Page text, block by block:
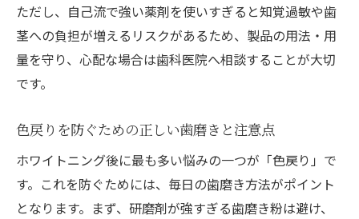
ただし、自己流で強い薬剤を使いすぎると知覚過敏や歯
茎への負担が増えるリスクがあるため、製品の用法・用
量を守り、心配な場合は歯科医院へ相談することが大切
です。
色戻りを防ぐための正しい歯磨きと注意点
ホワイトニング後に最も多い悩みの一つが「色戻り」で
す。これを防ぐためには、毎日の歯磨き方法がポイント
となります。まず、研磨剤が強すぎる歯磨き粉は避け、